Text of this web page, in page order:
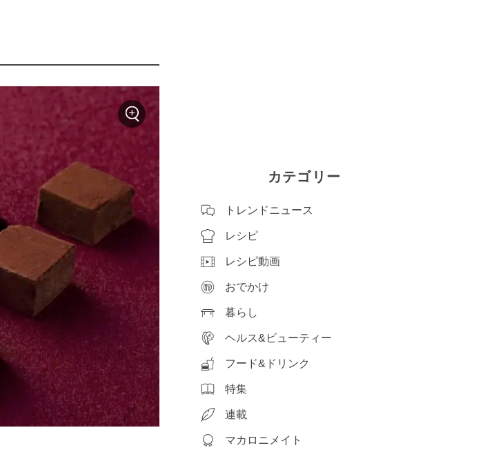
カテゴリー
トレンドニュース
レシピ
レシピ動画
おでかけ
暮らし
ヘルス&ビューティー
フード&ドリンク
特集
連載
マカロニメイト